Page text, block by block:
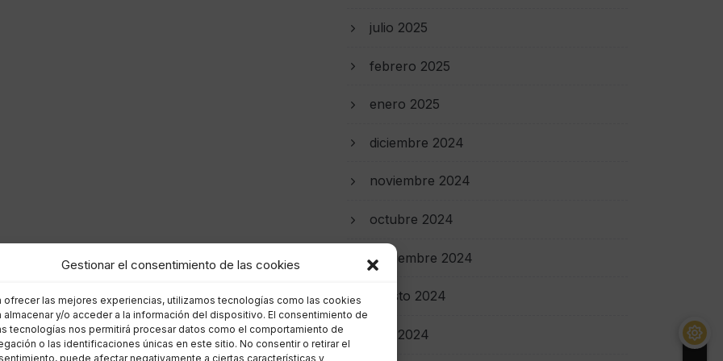
Gestionar el consentimiento de las cookies
ofrecer las mejores experiencias, utilizamos tecnologías como las cookies
almacenar y/o acceder a la información del dispositivo. El consentimiento de
tecnologías nos permitirá procesar datos como el comportamiento de
o las identificaciones únicas en este sitio. No consentir o retirar el
puede afectar negativamente a ciertas características y
julio 2025
febrero 2025
enero 2025
diciembre 2024
noviembre 2024
octubre 2024
septiembre 2024
agosto 2024
julio 2024